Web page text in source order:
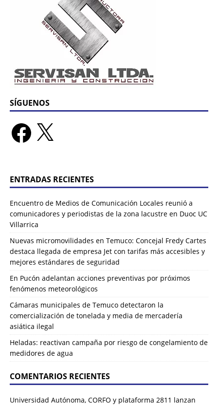
SÍGUENOS
ENTRADAS RECIENTES
Encuentro de Medios de Comunicación Locales reunió a
comunicadores y periodistas de la zona lacustre en Duoc UC
Villarrica
Nuevas micromovilidades en Temuco: Concejal Fredy Cartes
destaca llegada de empresa Jet con tarifas más accesibles y
mejores estándares de seguridad
En Pucón adelantan acciones preventivas por próximos
fenómenos meteorológicos
Cámaras municipales de Temuco detectaron la
comercialización de tonelada y media de mercadería
asiática ilegal
Heladas: reactivan campaña por riesgo de congelamiento de
medidores de agua
COMENTARIOS RECIENTES
Universidad Autónoma, CORFO y plataforma 2811 lanzan